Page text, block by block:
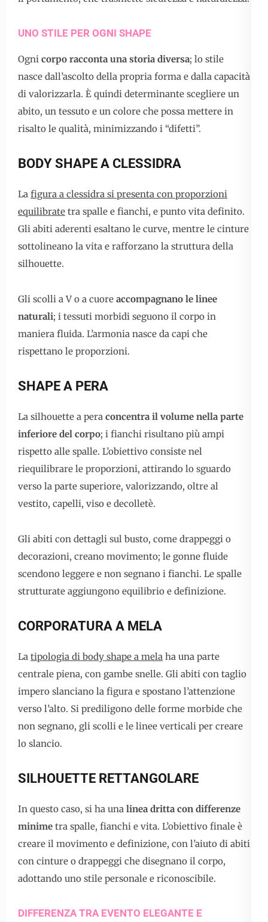
UNO STILE PER OGNI SHAPE
Ogni corpo racconta una storia diversa; lo stile
nasce dall’ascolto della propria forma e dalla capacità
di valorizzarla. È quindi determinante scegliere un
abito, un tessuto e un colore che possa mettere in
risalto le qualità, minimizzando i “difetti”.
BODY SHAPE A CLESSIDRA
La figura a clessidra si presenta con proporzioni
equilibrate tra spalle e fianchi, e punto vita definito.
Gli abiti aderenti esaltano le curve, mentre le cinture
sottolineano la vita e rafforzano la struttura della
silhouette.
Gli scolli a V o a cuore accompagnano le linee
naturali; i tessuti morbidi seguono il corpo in
maniera fluida. L’armonia nasce da capi che
rispettano le proporzioni.
SHAPE A PERA
La silhouette a pera concentra il volume nella parte
inferiore del corpo; i fianchi risultano più ampi
rispetto alle spalle. L’obiettivo consiste nel
riequilibrare le proporzioni, attirando lo sguardo
verso la parte superiore, valorizzando, oltre al
vestito, capelli, viso e decolletè.
Gli abiti con dettagli sul busto, come drappeggi o
decorazioni, creano movimento; le gonne fluide
scendono leggere e non segnano i fianchi. Le spalle
strutturate aggiungono equilibrio e definizione.
CORPORATURA A MELA
La tipologia di body shape a mela ha una parte
centrale piena, con gambe snelle. Gli abiti con taglio
impero slanciano la figura e spostano l’attenzione
verso l’alto. Si prediligono delle forme morbide che
non segnano, gli scolli e le linee verticali per creare
lo slancio.
SILHOUETTE RETTANGOLARE
In questo caso, si ha una linea dritta con differenze
minime tra spalle, fianchi e vita. L’obiettivo finale è
creare il movimento e definizione, con l’aiuto di abiti
con cinture o drappeggi che disegnano il corpo,
adottando uno stile personale e riconoscibile.
DIFFERENZA TRA EVENTO ELEGANTE E